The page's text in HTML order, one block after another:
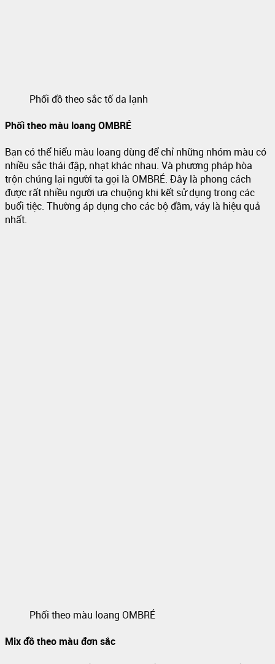
Phối đồ theo sắc tố da lạnh
Phối theo màu loang OMBRÉ
Bạn có thể hiểu màu loang dùng để chỉ những nhóm màu có
nhiều sắc thái đập, nhạt khác nhau. Và phương pháp hòa
trộn chúng lại người ta gọi là OMBRÉ. Đây là phong cách
được rất nhiều người ưa chuộng khi kết sử dụng trong các
buổi tiệc. Thường áp dụng cho các bộ đầm, váy là hiệu quả
nhất.
Phối theo màu loang OMBRÉ
Mix đồ theo màu đơn sắc